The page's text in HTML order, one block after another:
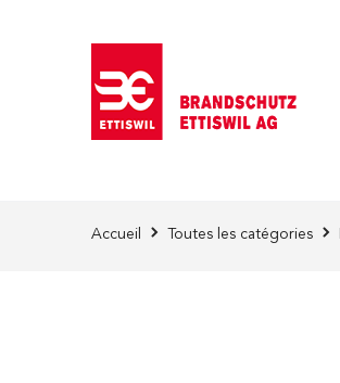
Accueil Toutes les catégories